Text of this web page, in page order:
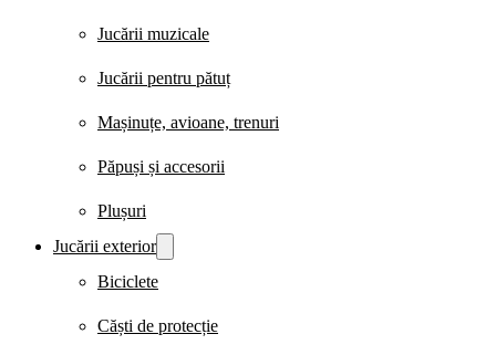
Jucării muzicale
Jucării pentru pătuț
Mașinuțe, avioane, trenuri
Păpuși și accesorii
Plușuri
Jucării exterior
Biciclete
Căști de protecție